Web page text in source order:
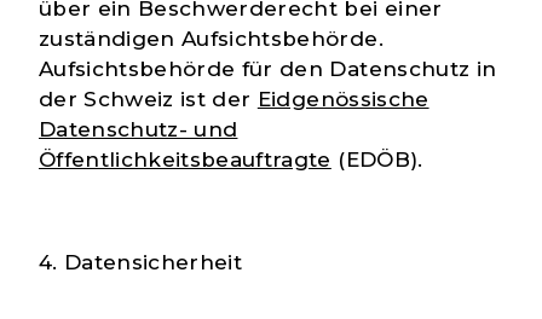
über ein Beschwerderecht bei einer
zuständigen Aufsichtsbehörde.
Aufsichtsbehörde für den Datenschutz in
der Schweiz ist der Eidgenössische
Datenschutz- und
Öffentlichkeitsbeauftragte (EDÖB).
4. Datensicherheit